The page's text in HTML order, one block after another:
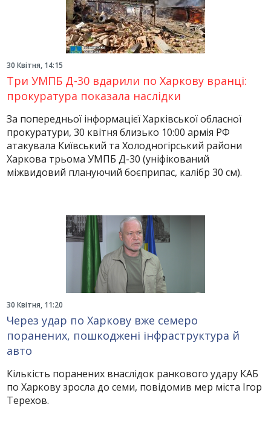
30 Квітня, 14:15
Три УМПБ Д-30 вдарили по Харкову вранці:
прокуратура показала наслідки
За попередньої інформацієї Харківської обласної
прокуратури, 30 квітня близько 10:00 армія РФ
атакувала Київський та Холодногірський райони
Харкова трьома УМПБ Д-30 (уніфікований
міжвидовий плануючий боєприпас, калібр 30 см).
30 Квітня, 11:20
Через удар по Харкову вже семеро
поранених, пошкоджені інфраструктура й
авто
Кількість поранених внаслідок ранкового удару КАБ
по Харкову зросла до семи, повідомив мер міста Ігор
Терехов.